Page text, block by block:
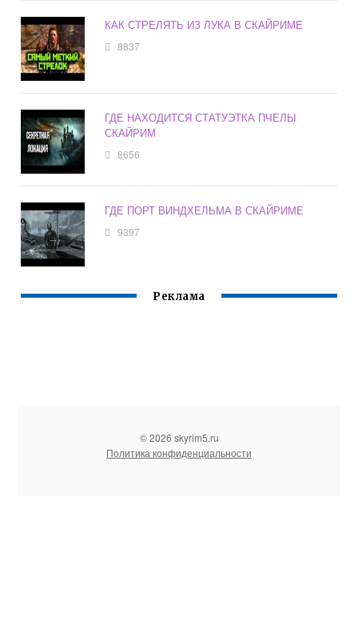
КАК СТРЕЛЯТЬ ИЗ ЛУКА В СКАЙРИМЕ
8837
ГДЕ НАХОДИТСЯ СТАТУЭТКА ПЧЕЛЫ
СКАЙРИМ
8656
ГДЕ ПОРТ ВИНДХЕЛЬМА В СКАЙРИМЕ
9397
Реклама
© 2026 skyrim5.ru
Политика конфиденциальности